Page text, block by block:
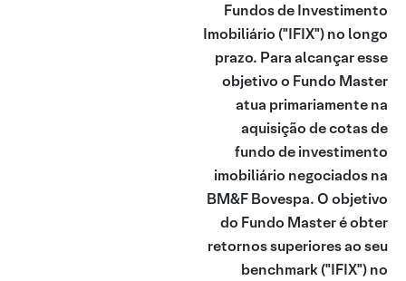
Fundos de Investimento
Imobiliário ("IFIX") no longo
prazo. Para alcançar esse
objetivo o Fundo Master
atua primariamente na
aquisição de cotas de
fundo de investimento
imobiliário negociados na
BM&F Bovespa. O objetivo
do Fundo Master é obter
retornos superiores ao seu
benchmark ("IFIX") no